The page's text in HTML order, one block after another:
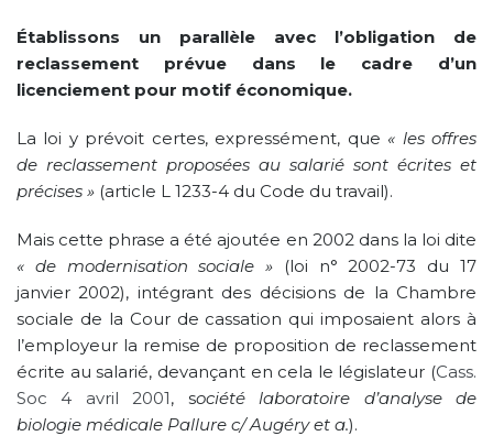
Établissons un parallèle avec l’obligation de
reclassement prévue dans le cadre d’un
licenciement pour motif économique.
La loi y prévoit certes, expressément, que « les offres
de reclassement proposées au salarié sont écrites et
précises » (article L 1233-4 du Code du travail).
Mais cette phrase a été ajoutée en 2002 dans la loi dite
« de modernisation sociale » (loi n° 2002-73 du 17
janvier 2002), intégrant des décisions de la Chambre
sociale de la Cour de cassation qui imposaient alors à
l’employeur la remise de proposition de reclassement
écrite au salarié, devançant en cela le législateur (Cass.
Soc 4 avril 2001, société laboratoire d’analyse de
biologie médicale Pallure c/ Augéry et a.).